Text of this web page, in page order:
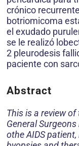
crónico
botriomicoma
el exudado
se le realizó
2 pleurodesis
paciente con
Abstract
This is a review
General
othe AIDS